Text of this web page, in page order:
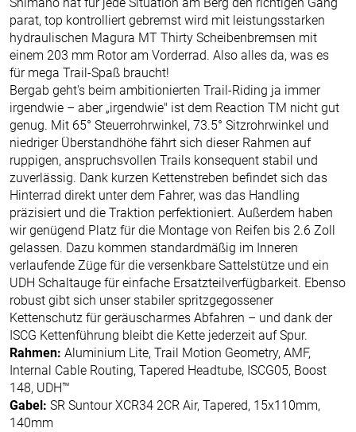
parat, top kontrolliert gebremst wird mit leistungsstarken
hydraulischen Magura MT Thirty Scheibenbremsen mit
einem 203 mm Rotor am Vorderrad. Also alles da, was es
für mega Trail-Spaß braucht!
Bergab geht's beim ambitionierten Trail-Riding ja immer
irgendwie – aber „irgendwie" ist dem Reaction TM nicht gut
genug. Mit 65° Steuerrohrwinkel, 73.5° Sitzrohrwinkel und
niedriger Überstandhöhe fährt sich dieser Rahmen auf
ruppigen, anspruchsvollen Trails konsequent stabil und
zuverlässig. Dank kurzen Kettenstreben befindet sich das
Hinterrad direkt unter dem Fahrer, was das Handling
präzisiert und die Traktion perfektioniert. Außerdem haben
wir genügend Platz für die Montage von Reifen bis 2.6 Zoll
gelassen. Dazu kommen standardmäßig im Inneren
verlaufende Züge für die versenkbare Sattelstütze und ein
UDH Schaltauge für einfache Ersatzteilverfügbarkeit. Ebenso
robust gibt sich unser stabiler spritzgegossener
Kettenschutz für geräuscharmes Abfahren – und dank der
ISCG Kettenführung bleibt die Kette jederzeit auf Spur.
Rahmen: Aluminium Lite, Trail Motion Geometry, AMF,
Internal Cable Routing, Tapered Headtube, ISCG05, Boost
148, UDH™
Gabel: SR Suntour XCR34 2CR Air, Tapered, 15x110mm,
140mm